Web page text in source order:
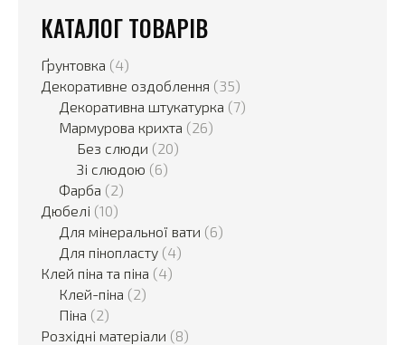
КАТАЛОГ ТОВАРІВ
Ґрунтовка (4)
Декоративне оздоблення (35)
Декоративна штукатурка (7)
Мармурова крихта (26)
Без слюди (20)
Зі слюдою (6)
Фарба (2)
Дюбелі (10)
Для мінеральної вати (6)
Для пінопласту (4)
Клей піна та піна (4)
Клей-піна (2)
Піна (2)
Розхідні матеріали (8)